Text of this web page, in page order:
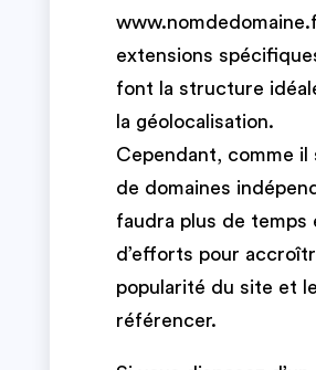
extensions
font la structure
la géolocalisation.
Cependant, comme il
de domaines
faudra plus de temps
d’efforts pour
popularité du site et
référencer.